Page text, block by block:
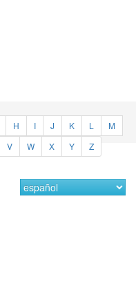
H I J K L
M
V W X Y Z